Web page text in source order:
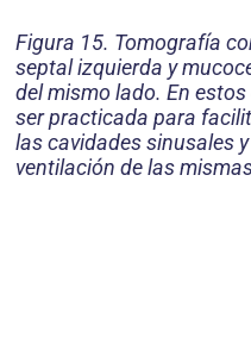
Figura 15. Tomografía
septal izquierda y
del mismo lado. En
ser practicada para
las cavidades sinusales
ventilación de las